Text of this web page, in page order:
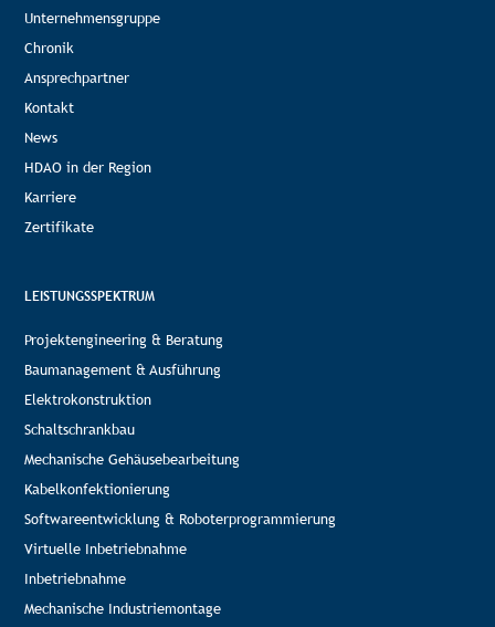
Unternehmensgruppe
Chronik
Ansprechpartner
Kontakt
News
HDAO in der Region
Karriere
Zertifikate
LEISTUNGSSPEKTRUM
Projektengineering & Beratung
Baumanagement & Ausführung
Elektrokonstruktion
Schaltschrankbau
Mechanische Gehäusebearbeitung
Kabelkonfektionierung
Softwareentwicklung & Roboterprogrammierung
Virtuelle Inbetriebnahme
Inbetriebnahme
Mechanische Industriemontage